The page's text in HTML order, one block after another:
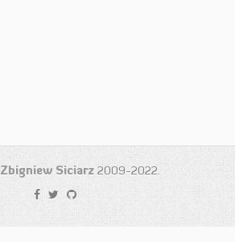
Zbigniew Siciarz 2009-2022.